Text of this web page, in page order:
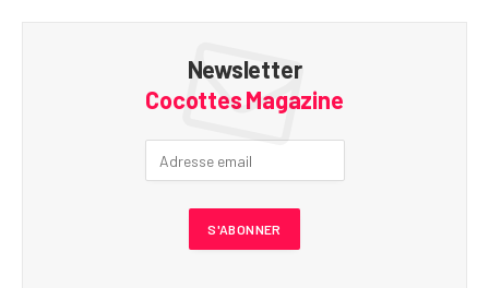
Newsletter
Cocottes Magazine